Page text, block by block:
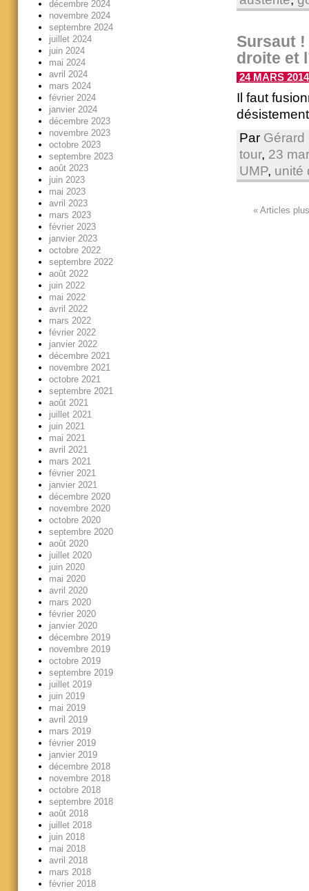
Sursaut !
droite et
24 MARS
Il faut
Par Gérard
tour, 23
UMP, unité
«Articles
décembre 2024
novembre 2024
septembre 2024
juillet 2024
juin 2024
mai 2024
avril 2024
mars 2024
février 2024
janvier 2024
décembre 2023
novembre 2023
octobre 2023
septembre 2023
août 2023
juin 2023
mai 2023
avril 2023
mars 2023
février 2023
janvier 2023
octobre 2022
septembre 2022
août 2022
juin 2022
mai 2022
avril 2022
mars 2022
février 2022
janvier 2022
décembre 2021
novembre 2021
octobre 2021
septembre 2021
août 2021
juillet 2021
juin 2021
mai 2021
avril 2021
mars 2021
février 2021
janvier 2021
décembre 2020
novembre 2020
octobre 2020
septembre 2020
août 2020
juillet 2020
juin 2020
mai 2020
avril 2020
mars 2020
février 2020
janvier 2020
décembre 2019
novembre 2019
octobre 2019
septembre 2019
juillet 2019
juin 2019
mai 2019
avril 2019
mars 2019
février 2019
janvier 2019
décembre 2018
novembre 2018
octobre 2018
septembre 2018
août 2018
juillet 2018
juin 2018
mai 2018
avril 2018
mars 2018
février 2018